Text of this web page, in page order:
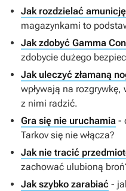
Jak rozdzielać amunicję
magazynkami to
Jak zdobyć Gamma
zdobycie dużego
Jak uleczyć złamaną
wpływają na
z nimi radzić.
Gra się nie uruchamia -
Tarkov się nie włącza?
Jak nie tracić
zachować ulubioną
Jak szybko zarabiać -